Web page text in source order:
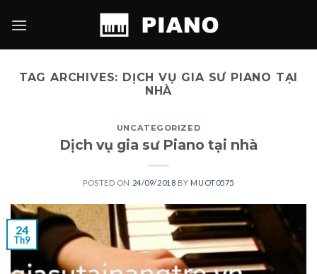
TAG ARCHIVES: DỊCH VỤ GIA SƯ PIANO TẠI
NHÀ
UNCATEGORIZED
Dịch vụ gia sư Piano tại nhà
POSTED ON 24/09/2018 BY MUOT0575
24
Th9